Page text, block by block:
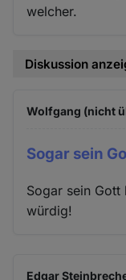
welcher.
Diskussion
Wolfgang (nicht
Sogar sein
Sogar sein
würdig!
Edgar